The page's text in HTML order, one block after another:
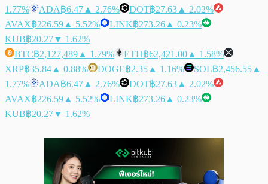
1.77%
ADA฿6.47 ▲ 2.76% DOT฿27.63 ▲ 2.02%
AVAX฿226.59 ▲ 5.52% LINK฿273.26 ▲ 0.23%
KUB฿20.27▼ 1.62%
BTC฿2,127,489 ▲ 1.79% ETH฿62,421.00 ▲ 1.58%
XRP฿35.84 ▲ 0.88% DOGE฿2.35 ▲ 1.16% SOL฿2,456.55 ▲
1.77%
ADA฿6.47 ▲ 2.76% DOT฿27.63 ▲ 2.02%
AVAX฿226.59 ▲ 5.52% LINK฿273.26 ▲ 0.23%
KUB฿20.27▼ 1.62%